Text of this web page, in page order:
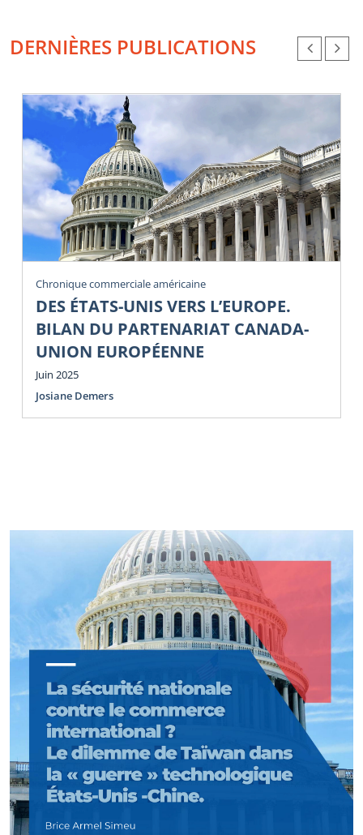
DERNIÈRES PUBLICATIONS
Chronique commerciale américaine
DES ÉTATS-UNIS VERS L’EUROPE.
BILAN DU PARTENARIAT CANADA-
UNION EUROPÉENNE
Juin 2025
Josiane Demers